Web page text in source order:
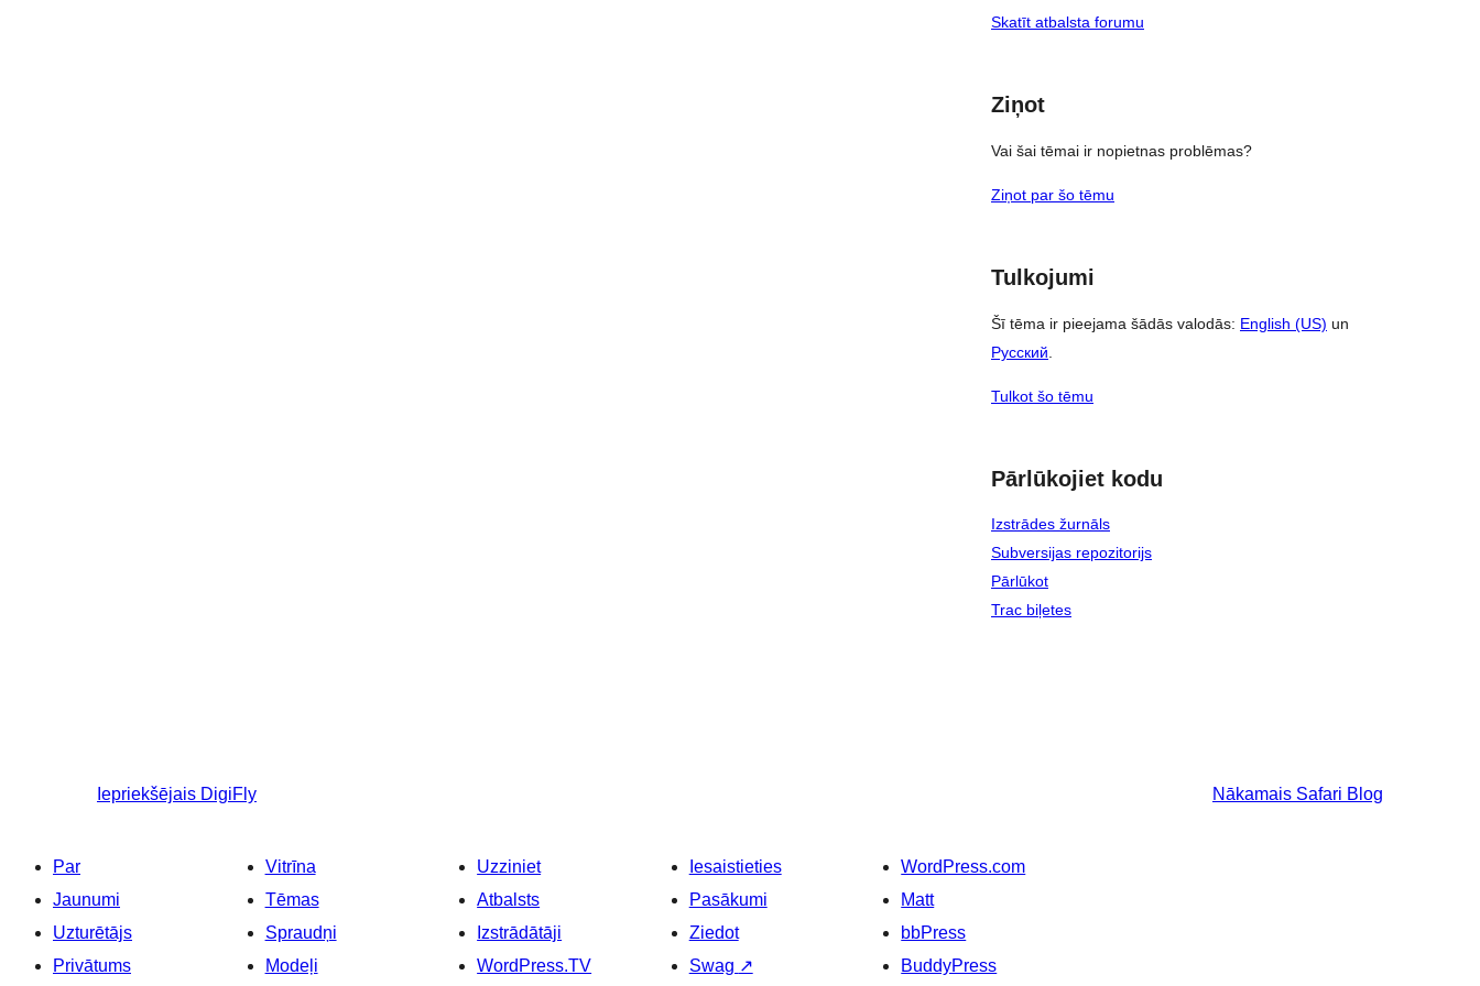
Skatīt atbalsta forumu
Ziņot
Vai šai tēmai ir nopietnas problēmas?
Ziņot par šo tēmu
Tulkojumi
Šī tēma ir pieejama šādās valodās: English (US) un
Русский
Tulkot šo tēmu
Pārlūkojiet kodu
Izstrādes žurnāls
Subversijas repozitorijs
Pārlūkot
Trac biļetes
Iepriekšējais DigiFly Nākamais Safari Blog
Par
Jaunumi
Uzturētājs
Privātums
Vitrīna
Tēmas
Spraudņi
Modeļi
Uzziniet
Atbalsts
Izstrādātāji
WordPress.TV
Iesaistieties
Pasākumi
Ziedot
Swag ↗
WordPress.com
Matt
bbPress
BuddyPress